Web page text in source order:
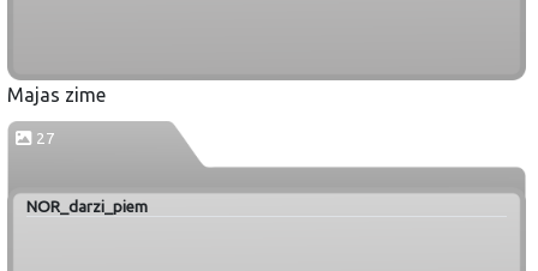
Majas zime
27
NOR_darzi_piem